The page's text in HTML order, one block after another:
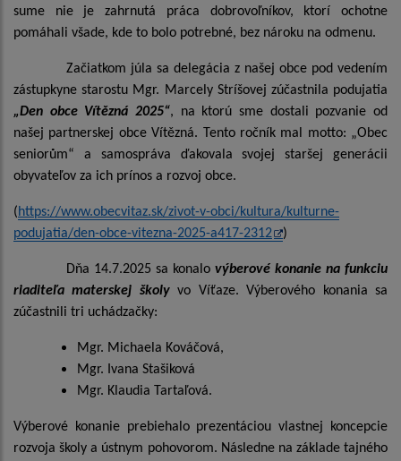
sume nie je zahrnutá práca dobrovoľníkov, ktorí ochotne
pomáhali všade, kde to bolo potrebné, bez nároku na odmenu.
Začiatkom júla sa delegácia z našej obce pod vedením
zástupkyne starostu Mgr. Marcely Stríšovej zúčastnila podujatia
„Den obce Vítězná 2025“, na ktorú sme dostali pozvanie od
našej partnerskej obce Vítězná. Tento ročník mal motto: „Obec
seniorům“ a samospráva ďakovala svojej staršej generácii
obyvateľov za ich prínos a rozvoj obce.
(https://www.obecvitaz.sk/zivot-v-obci/kultura/kulturne-
podujatia/den-obce-vitezna-2025-a417-2312
)
Dňa 14.7.2025 sa konalovýberové konanie na funkciu
riaditeľa materskej školyvo Víťaze. Výberového konania sa
zúčastnili tri uchádzačky:
Mgr. Michaela Kováčová,
Mgr. Ivana Stašiková
Mgr. Klaudia Tartaľová.
Výberové konanie prebiehalo prezentáciou vlastnej koncepcie
rozvoja školy a ústnym pohovorom. Následne na základe tajného